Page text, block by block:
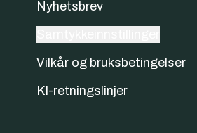
Nyhetsbrev
Vilkår og bruksbetingelser
KI-retningslinjer